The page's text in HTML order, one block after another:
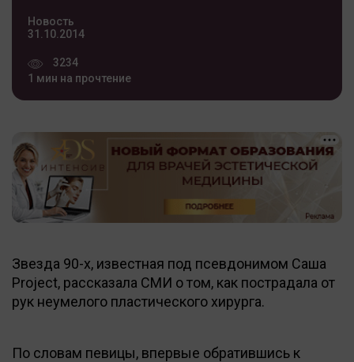
Новость
31.10.2014
3234
1 мин на прочтение
Звезда 90-х, известная под псевдонимом Саша
Project, рассказала СМИ о том, как пострадала от
рук неумелого пластического хирурга.
По словам певицы, впервые обратившись к